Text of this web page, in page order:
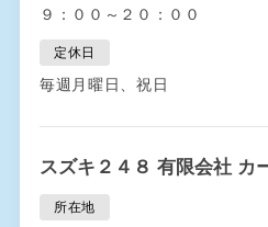
９：００～２０：００
定休日
毎週月曜日、祝日
スズキ２４８ 有限会社 カ
所在地